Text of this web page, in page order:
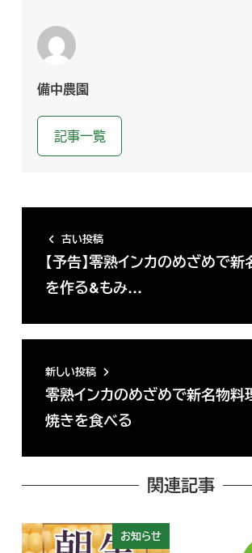
備中農園
記事一覧
古い投稿
【予告】零熟インカのめざめで
を作る&もみ…
新しい投稿
零熟インカのめざめで新名物料
焼きを食べる
関連記事
お知らせ